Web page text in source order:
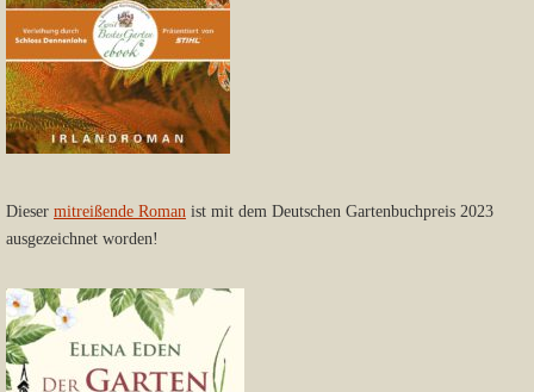
Dieser mitreißende Roman ist mit dem Deutschen Gartenbuchpreis 2023
ausgezeichnet worden!